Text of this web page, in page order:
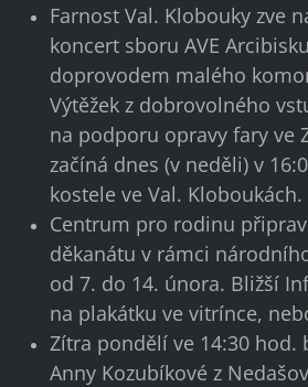
Farnost Val. Klobouky zve
koncert sboru AVE
doprovodem malého
Výtěžek z dobrovolného
na podporu opravy fary ve
začíná dnes (v neděli) v
kostele ve Val. Kloboukách.
Centrum pro rodinu
děkanátu v rámci
od 7. do 14. února. Bližší
na plakátku ve vitrínce,
Zítra pondělí ve 14:30 hod.
Anny Kozubíkové z